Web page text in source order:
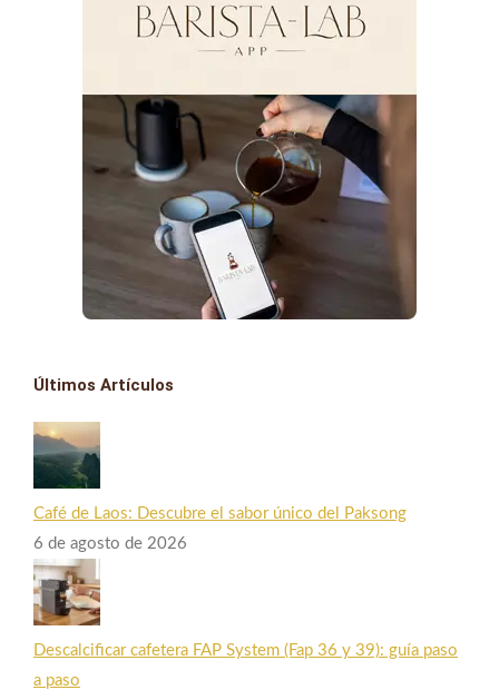
Últimos Artículos
Café de Laos: Descubre el sabor único del Paksong
6 de agosto de 2026
Descalcificar cafetera FAP System (Fap 36 y 39): guía paso
a paso